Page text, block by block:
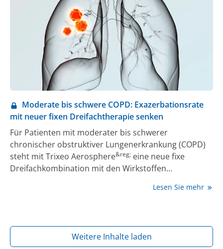
Moderate bis schwere COPD: Exazerbationsrate
mit neuer fixen Dreifachtherapie senken
Für Patienten mit moderater bis schwerer
chronischer obstruktiver Lungenerkrankung (COPD)
steht mit Trixeo Aerosphere&reg; eine neue fixe
Dreifachkombination mit den Wirkstoffen
Budesonid (B) zur Erhaltungstherapie zur Verfügung.
mittelschwere bzw. schwere Exazerbationen um bis
Lesen Sie mehr
Weitere Inhalte laden